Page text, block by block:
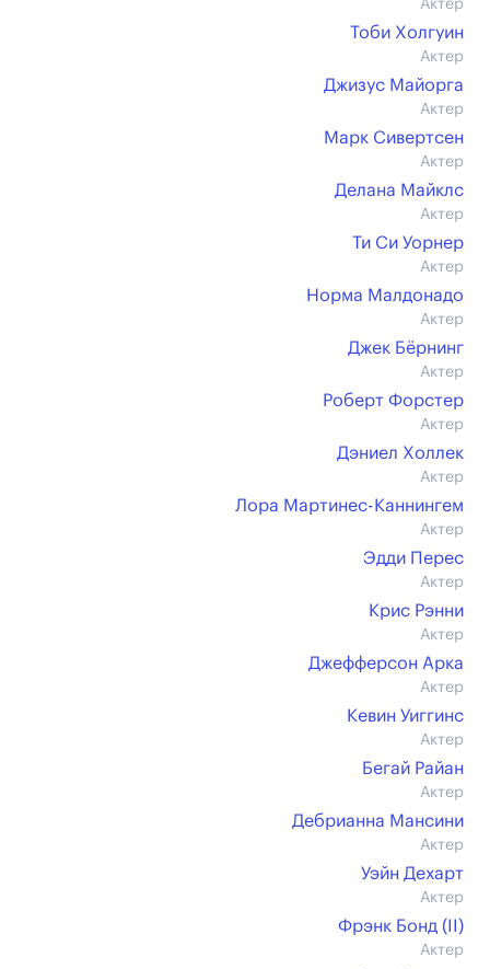
Актер
Тоби Холгуин
Актер
Джизус Майорга
Актер
Марк Сивертсен
Актер
Делана Майклс
Актер
Ти Си Уорнер
Актер
Норма Малдонадо
Актер
Джек Бёрнинг
Актер
Роберт Форстер
Актер
Дэниел Холлек
Актер
Лора Мартинес-Каннингем
Актер
Эдди Перес
Актер
Крис Рэнни
Актер
Джефферсон Арка
Актер
Кевин Уиггинс
Актер
Бегай Райан
Актер
Дебрианна Мансини
Актер
Уэйн Дехарт
Актер
Фрэнк Бонд (II)
Актер